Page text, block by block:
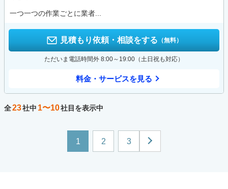
一つ一つの作業ごとに業者...
見積もり依頼・相談をする （無料）
ただいま電話時間外 8:00～19:00（土日祝も対応）
料金・サービスを見る
全23社中 1〜10社目を表示中
1 2 3